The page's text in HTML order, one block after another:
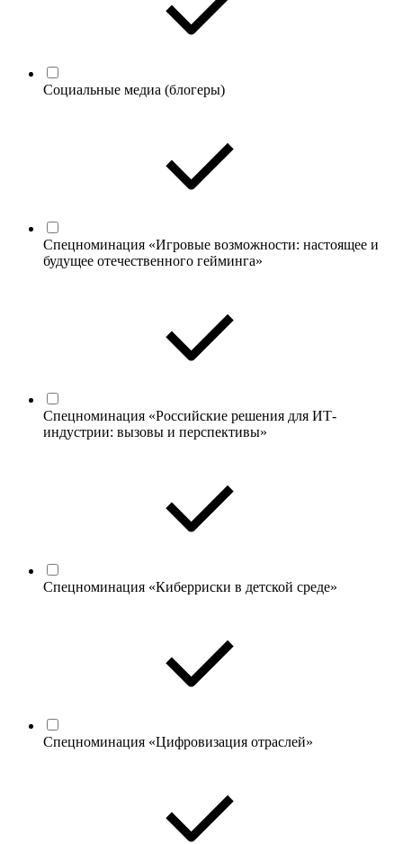
Социальные медиа (блогеры)
Спецноминация «Игровые возможности: настоящее и
будущее отечественного гейминга»
Спецноминация «Российские решения для ИТ-
индустрии: вызовы и перспективы»
Спецноминация «Киберриски в детской среде»
Спецноминация «Цифровизация отраслей»